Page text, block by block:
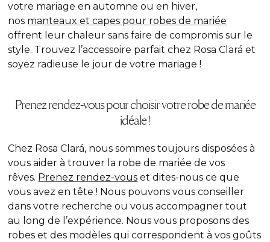
votre mariage en automne ou en hiver,
nos manteaux et capes pour robes de mariée
offrent leur chaleur sans faire de compromis sur le
style. Trouvez l’accessoire parfait chez Rosa Clará et
soyez radieuse le jour de votre mariage !
Prenez rendez-vous pour choisir votre robe de mariée
idéale !
Chez Rosa Clará, nous sommes toujours disposées à
vous aider à trouver la robe de mariée de vos
rêves. Prenez rendez-vous et dites-nous ce que
vous avez en tête ! Nous pouvons vous conseiller
dans votre recherche ou vous accompagner tout
au long de l’expérience. Nous vous proposons des
robes et des modèles qui correspondent à vos goûts